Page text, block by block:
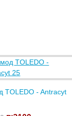
TOLEDO - Antracyt